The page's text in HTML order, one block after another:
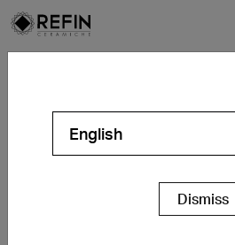
Carrelage
English
Dismiss